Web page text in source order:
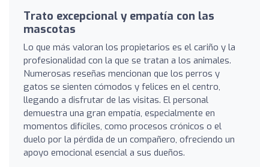
Trato excepcional y empatía con las
mascotas
Lo que más valoran los propietarios es el cariño y la
profesionalidad con la que se tratan a los animales.
Numerosas reseñas mencionan que los perros y
gatos se sienten cómodos y felices en el centro,
llegando a disfrutar de las visitas. El personal
demuestra una gran empatía, especialmente en
momentos difíciles, como procesos crónicos o el
duelo por la pérdida de un compañero, ofreciendo un
apoyo emocional esencial a sus dueños.